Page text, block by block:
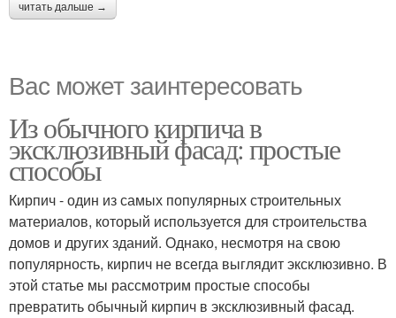
читать дальше →
Вас может заинтересовать
Из обычного кирпича в
эксклюзивный фасад: простые
способы
Кирпич - один из самых популярных строительных
материалов, который используется для строительства
домов и других зданий. Однако, несмотря на свою
популярность, кирпич не всегда выглядит эксклюзивно. В
этой статье мы рассмотрим простые способы
превратить обычный кирпич в эксклюзивный фасад.